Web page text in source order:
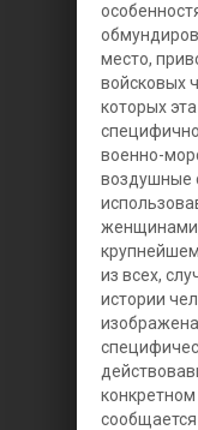
место,
войсковых
которых
военно-
воздушные
из всех,
истории